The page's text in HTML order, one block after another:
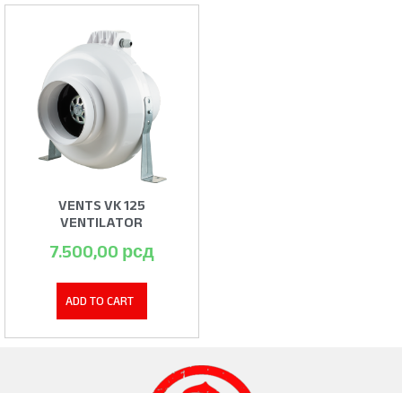
VENTS VK 125
VENTILATOR
7.500,00 рсд
ADD TO CART